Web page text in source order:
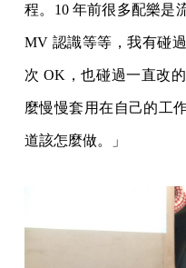
程。10 年前很多配樂是
MV 認識等等，我有碰
次 OK，也碰過一直改
麼慢慢套用在自己的工
道該怎麼做。」